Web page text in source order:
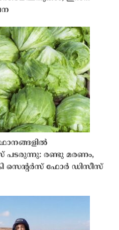
പടരുന്നു: രണ്ടു മരണം,
സെന്റർസ് ഫോർ ഡിസീസ്